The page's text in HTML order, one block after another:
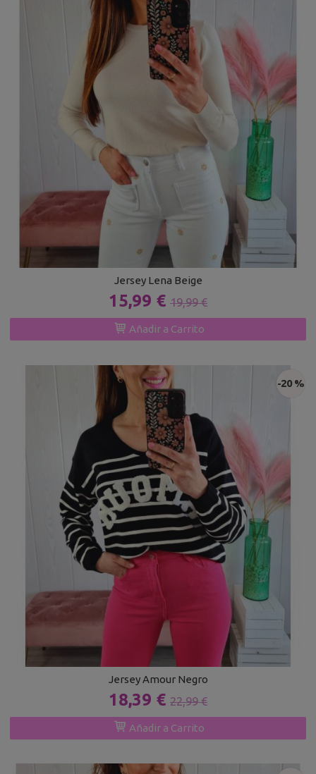
Jersey Lena Beige
15,99 € 19,99 €
Añadir a Carrito
-20 %
Jersey Amour Negro
18,39 € 22,99 €
Añadir a Carrito